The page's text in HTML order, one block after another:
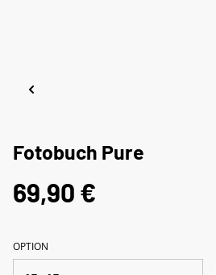
Fotobuch Pure
69,90 €
OPTION